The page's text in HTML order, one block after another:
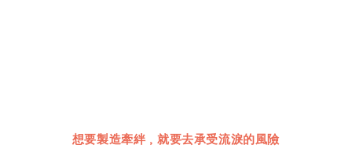
想要製造牽絆，就要去承受流淚的風險